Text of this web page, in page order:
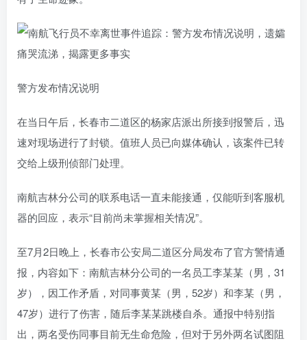
警方发布情况说明
在当日午后，长春市二道区的杨家店派出所接到报警后，迅
速对现场进行了封锁。值班人员已向媒体确认，该案件已转
交给上级刑侦部门处理。
南航吉林分公司的联系电话一直未能接通，仅能听到客服机
器的回应，表示“目前尚未掌握相关情况”。
至7月2日晚上，长春市公安局二道区分局发布了官方警情通
报，内容如下：南航吉林分公司的一名员工李某某（男，31
岁），因工作矛盾，对同事黄某（男，52岁）和李某（男，
47岁）进行了伤害，随后李某某跳楼自杀。通报中特别指
出，两名受伤同事目前无生命危险，但对于另外两名试图阻